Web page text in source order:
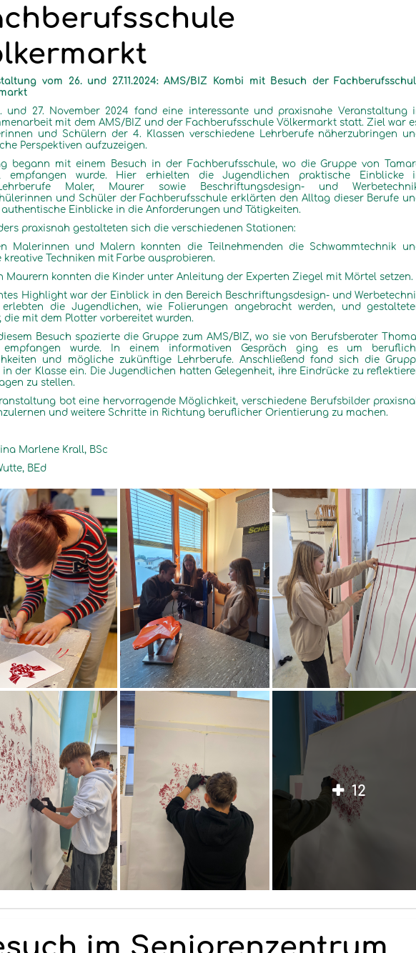
vom 26. und 27.11.2024: AMS/BIZ Kombi mit Besuch der
und 27. November 2024 fand eine interessante und praxisnahe Veranstaltung
mit dem AMS/BIZ und der Fachberufsschule Völkermarkt statt. Ziel war
und Schülern der 4. Klassen verschiedene Lehrberufe näherzubringen
Perspektiven aufzuzeigen.
begann mit einem Besuch in der Fachberufsschule, wo die Gruppe von
empfangen wurde. Hier erhielten die Jugendlichen praktische Einblicke
Maler, Maurer sowie Beschriftungsdesign- und
und Schüler der Fachberufsschule erklärten den Alltag dieser Berufe
Einblicke in die Anforderungen und Tätigkeiten.
praxisnah gestalteten sich die verschiedenen Stationen:
Malerinnen und Malern konnten die Teilnehmenden die Schwammtechnik
kreative Techniken mit Farbe ausprobieren.
Maurern konnten die Kinder unter Anleitung der Experten Ziegel mit Mörtel setzen.
Highlight war der Einblick in den Bereich Beschriftungsdesign- und
die Jugendlichen, wie Folierungen angebracht werden, und
die mit dem Plotter vorbereitet wurden.
Besuch spazierte die Gruppe zum AMS/BIZ, wo sie von Berufsberater
empfangen wurde. In einem informativen Gespräch ging es um
und mögliche zukünftige Lehrberufe. Anschließend fand sich die
in der Klasse ein. Die Jugendlichen hatten Gelegenheit, ihre Eindrücke zu
zu stellen.
bot eine hervorragende Möglichkeit, verschiedene Berufsbilder
und weitere Schritte in Richtung beruflicher Orientierung zu machen.
Marlene Krall, BSc
BEd
12